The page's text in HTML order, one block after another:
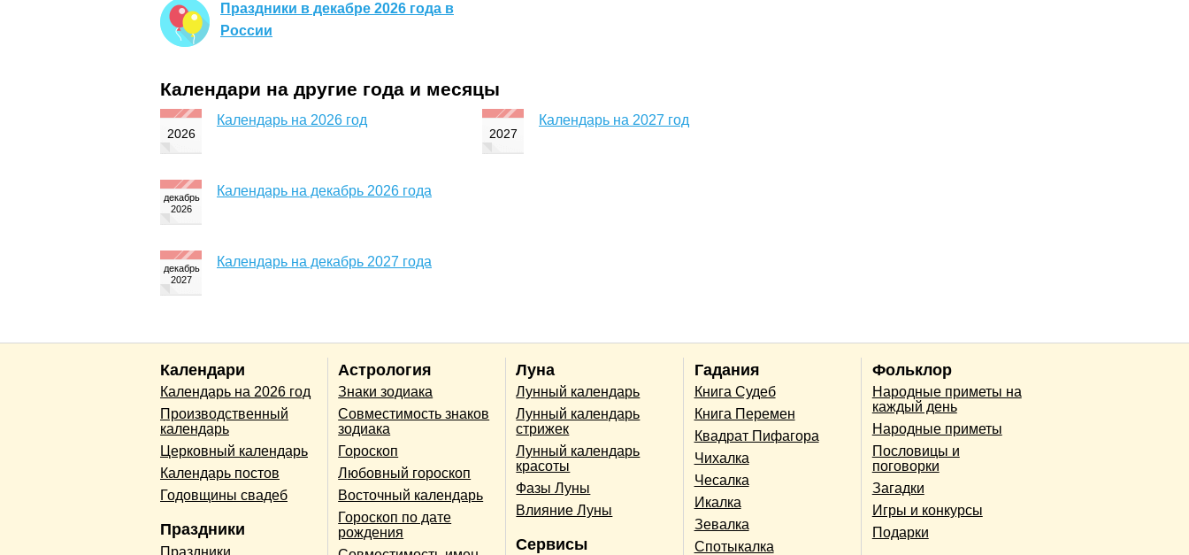
Праздники в декабре 2026 года в
России
Календари на другие года и месяцы
Календарь на 2026 год Календарь на 2027 год
Календарь на декабрь 2026 года
Календарь на декабрь 2027 года
Календари
Календарь на 2026 год
Производственный
календарь
Церковный календарь
Календарь постов
Годовщины свадеб
Праздники
Праздники
Астрология
Знаки зодиака
Совместимость знаков
зодиака
Гороскоп
Любовный гороскоп
Восточный календарь
Гороскоп по дате
рождения
Луна
Лунный календарь
Лунный календарь
стрижек
Лунный календарь
красоты
Фазы Луны
Влияние Луны
Сервисы
Гадания
Книга Судеб
Книга Перемен
Квадрат Пифагора
Чихалка
Чесалка
Икалка
Зевалка
Спотыкалка
Фольклор
Народные приметы на
каждый день
Народные приметы
Пословицы и
поговорки
Загадки
Игры и конкурсы
Подарки